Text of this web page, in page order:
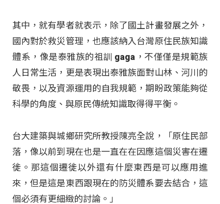
其中，就有學者就表示，除了國土計畫發展之外，
國內對於救災管理，也應該納入台灣原住民族知識
體系，像是泰雅族的祖訓 gaga，不僅僅是規範族
人日常生活，更是表現出泰雅族面對山林、河川的
敬畏，以及資源運用的自我規範，期盼政策能夠從
科學的角度、與原民傳統知識取得得平衡。
台大建築與城鄉研究所教授陳亮全說，「原住民部
落，像以前到現在也是一直在在因應這個災害在遷
徙。那這個遷徙以外還有什麼東西是可以應用進
來，但是這是東西跟現在的防災體系要去結合，這
個必須有更細緻的討論。」